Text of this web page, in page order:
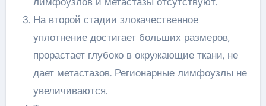
На второй стадии злокачественное
уплотнение достигает больших размеров,
прорастает глубоко в окружающие ткани, не
дает метастазов. Регионарные лимфоузлы не
увеличиваются.